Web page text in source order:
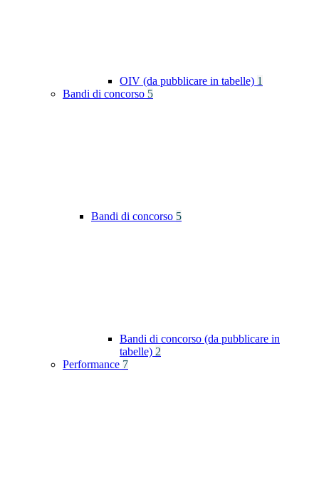
OIV (da pubblicare in tabelle) 1
Bandi di concorso 5
Bandi di concorso 5
Bandi di concorso (da pubblicare in
tabelle) 2
Performance 7